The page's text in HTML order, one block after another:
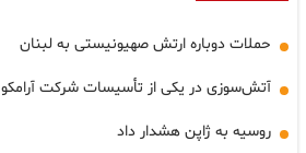
حملات دوباره ارتش صهیونیستی به لبنان
آتش‌سوزی در یکی از تأسیسات شرکت آرامکو
روسیه به ژاپن هشدار داد